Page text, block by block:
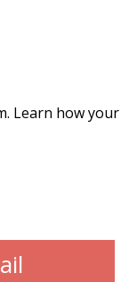
Learn how your